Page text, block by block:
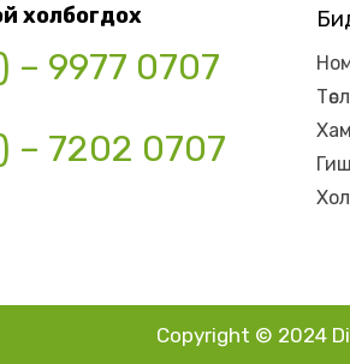
холбогдох
– 9977 0707
– 7202 0707
Copyright © 2024